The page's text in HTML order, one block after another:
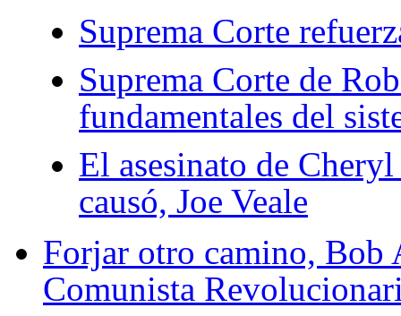
Suprema Corte
Suprema Corte de
fundamentales del
El asesinato de
causó, Joe Veale
Forjar otro camino, Bob
Comunista